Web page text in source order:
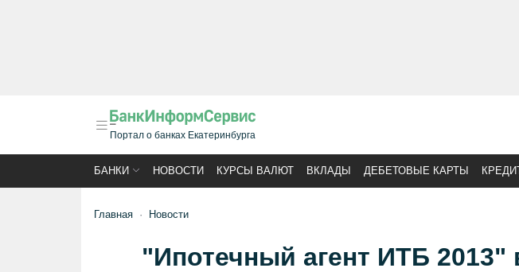
Портал о банках Екатеринбурга
БАНКИ НОВОСТИ КУРСЫ ВАЛЮТ ВКЛАДЫ ДЕБЕТОВЫЕ КАРТЫ
Главная Новости
"Ипотечный агент ИТБ 2013"